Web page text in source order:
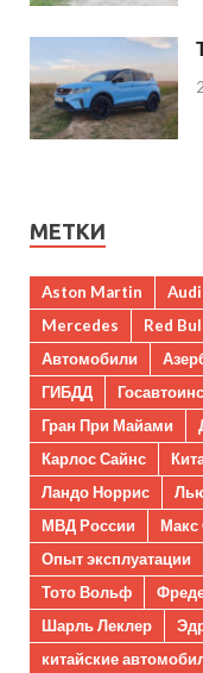
МЕТКИ
Aston Martin Audi
Mercedes
Red
Автомобили
ГИБДД
Гран При Майами
Карлос Сайнс
Ландо Норрис
МВД России
Макс
Опыт эксплуатации
Тото Вольф
Шарль Леклер
китайские